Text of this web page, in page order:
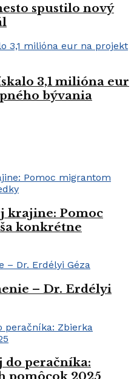
spustilo nový
3,1 milióna eur
bývania
krajine: Pomoc
konkrétne
– Dr. Erdélyi
do peračníka: